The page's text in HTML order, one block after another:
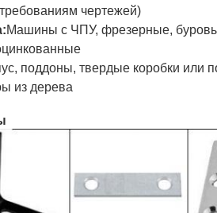
чертежей)
Машины с ЧПУ, фрезерные,
поддоны, твердые коробки или
из дерева